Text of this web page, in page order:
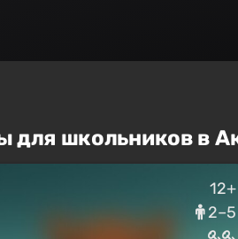
для школьников в
12+
2–5